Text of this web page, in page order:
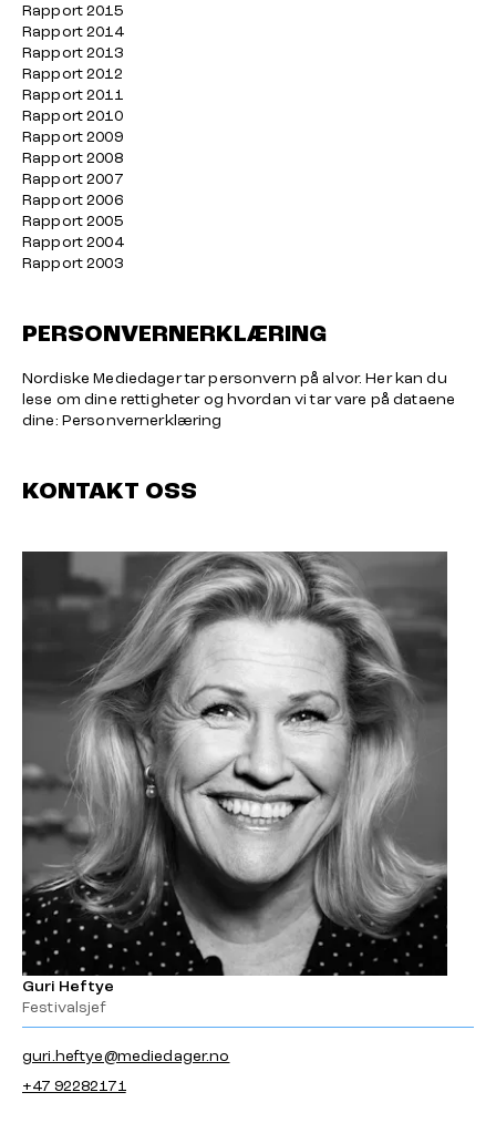
Rapport 2015
Rapport 2014
Rapport 2013
Rapport 2012
Rapport 2011
Rapport 2010
Rapport 2009
Rapport 2008
Rapport 2007
Rapport 2006
Rapport 2005
Rapport 2004
Rapport 2003
PERSONVERNERKLÆRING
Nordiske Mediedager tar personvern på alvor. Her kan du
lese om dine rettigheter og hvordan vi tar vare på dataene
dine: Personvernerklæring
KONTAKT OSS
Guri Heftye
Festivalsjef
guri.heftye@mediedager.no
+47 92282171